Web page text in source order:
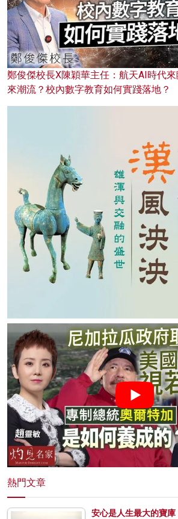
鄭俊傑校長X陳穎華主任：航天AI時代
來潮流？校內數字教育如何實踐落地？
熱門文章
安心是人生最大的寶庫